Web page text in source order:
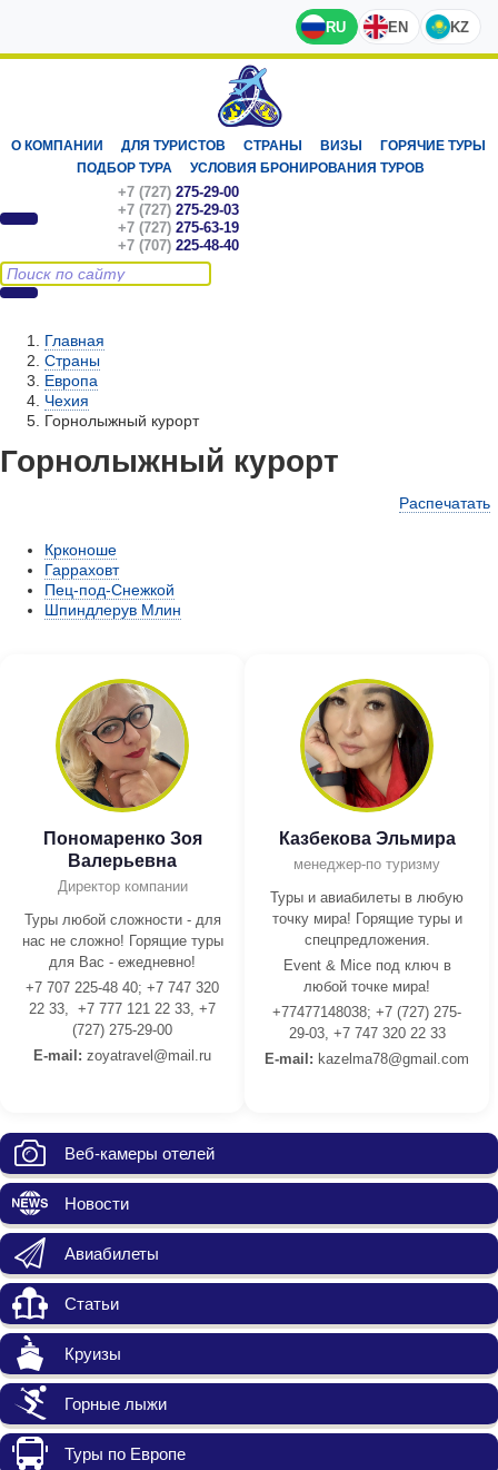
RU EN KZ
О КОМПАНИИ ДЛЯ ТУРИСТОВ СТРАНЫ ВИЗЫ
ГОРЯЧИЕ ТУРЫ
ПОДБОР ТУРА
УСЛОВИЯ БРОНИРОВАНИЯ ТУРОВ
+7 (727) 275-29-00
+7 (727) 275-29-03
+7 (727) 275-63-19
+7 (707) 225-48-40
Главная
Страны
Европа
Чехия
Горнолыжный курорт
Горнолыжный курорт
Распечатать
Крконоше
Гарраховт
Пец-под-Снежкой
Шпиндлерув Млин
Пономаренко Зоя
Валерьевна
Директор компании
Туры любой сложности - для
нас не сложно! Горящие туры
для Вас - ежедневно!
+7 707 225-48 40; +7 747 320
22 33, +7 777 121 22 33, +7
(727) 275-29-00
E-mail: zoyatravel@mail.ru
Казбекова Эльмира
менеджер-по туризму
Туры и авиабилеты в любую
точку мира! Горящие туры и
спецпредложения.
Event & Mice под ключ в
любой точке мира!
+77477148038; +7 (727) 275-
29-03, +7 747 320 22 33
E-mail: kazelma78@gmail.com
Веб-камеры отелей
Новости
Авиабилеты
Статьи
Круизы
Горные лыжи
Туры по Европе